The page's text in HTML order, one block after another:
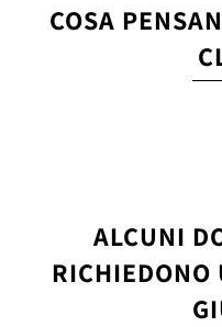
COSA
ALCUNI
RICHIEDONO